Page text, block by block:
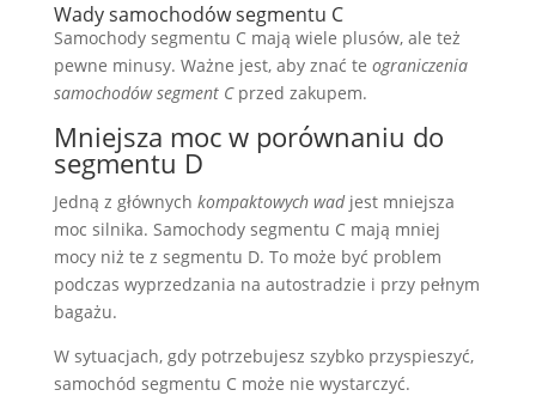
Wady samochodów segmentu C
Samochody segmentu C mają wiele plusów, ale też
pewne minusy. Ważne jest, aby znać te ograniczenia
samochodów segment Cprzed zakupem.
Mniejsza moc w porównaniu do
segmentu D
Jedną z głównych kompaktowych wadjest mniejsza
moc silnika. Samochody segmentu C mają mniej
mocy niż te z segmentu D. To może być problem
podczas wyprzedzania na autostradzie i przy pełnym
bagażu.
W sytuacjach, gdy potrzebujesz szybko przyspieszyć,
samochód segmentu C może nie wystarczyć.